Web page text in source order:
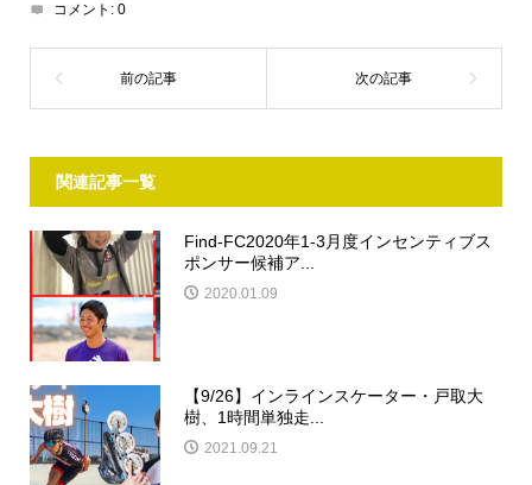
コメント: 0
関連記事一覧
Find-FC2020年1-3月度インセンティブス
ポンサー候補ア...
2020.01.09
【9/26】インラインスケーター・戸取大
樹、1時間単独走...
2021.09.21